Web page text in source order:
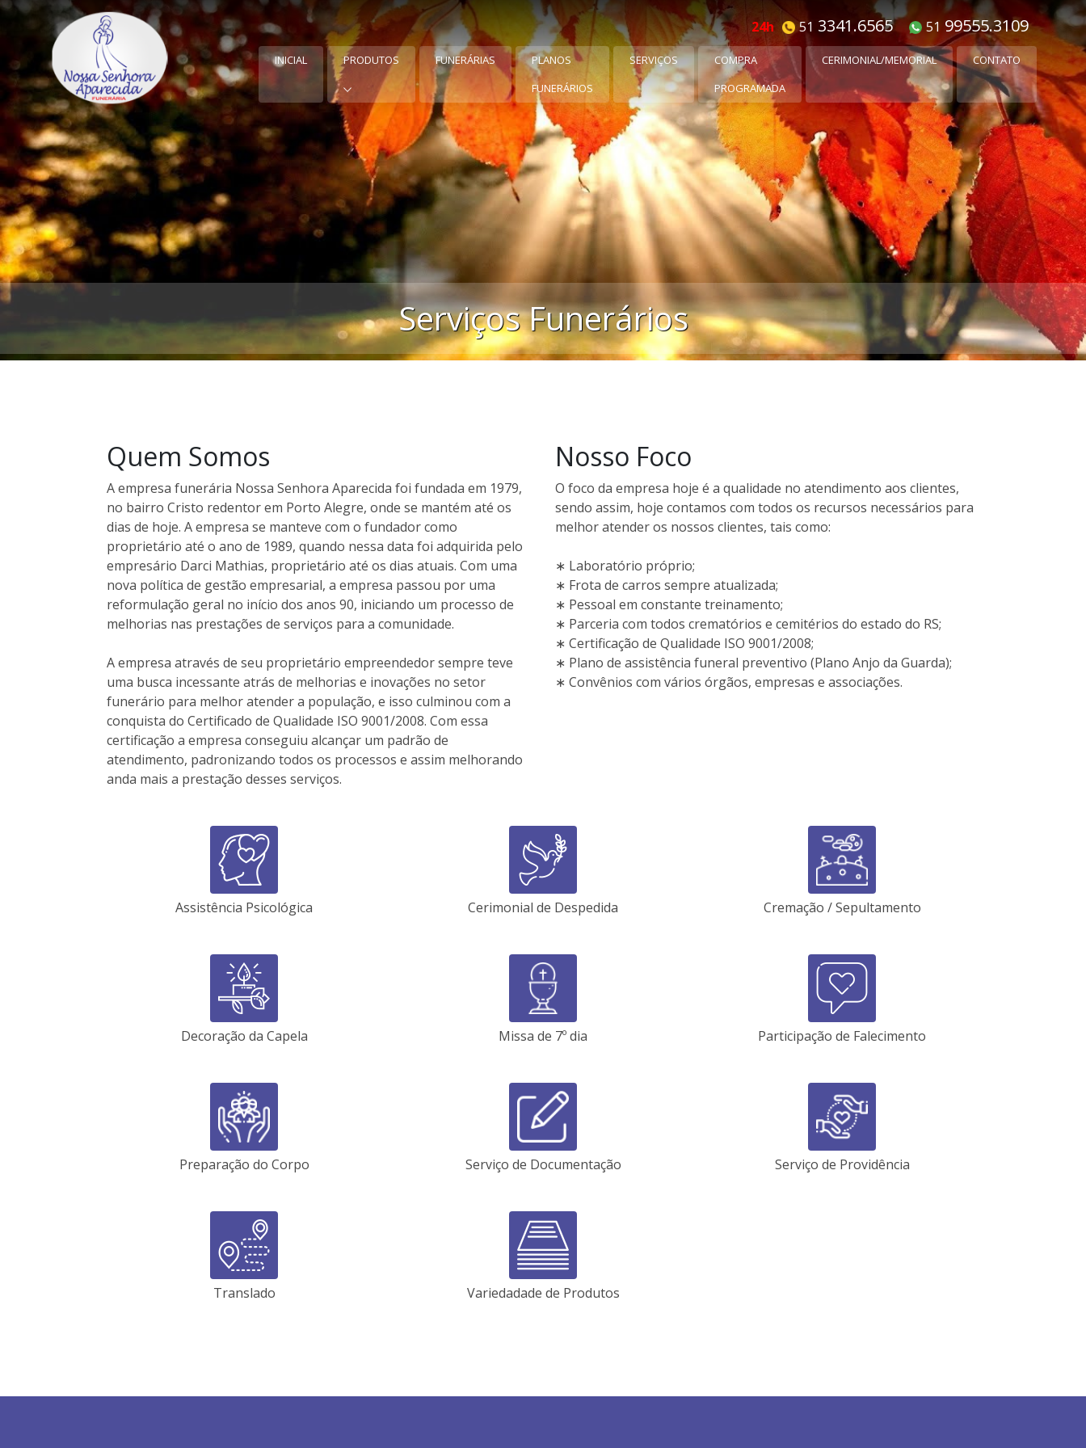
24h 51 3341.6565 51 99555.3109
INICIAL PRODUTOS FUNERÁRIAS
PLANOS
FUNERÁRIOS
SERVIÇOS
COMPRA
PROGRAMADA
CERIMONIAL/MEMORIAL CONTATO
Serviços Funerários
Quem Somos
A empresa funerária Nossa Senhora Aparecida foi fundada em 1979,
no bairro Cristo redentor em Porto Alegre, onde se mantém até os
dias de hoje. A empresa se manteve com o fundador como
proprietário até o ano de 1989, quando nessa data foi adquirida pelo
empresário Darci Mathias, proprietário até os dias atuais. Com uma
nova política de gestão empresarial, a empresa passou por uma
reformulação geral no início dos anos 90, iniciando um processo de
melhorias nas prestações de serviços para a comunidade.
A empresa através de seu proprietário empreendedor sempre teve
uma busca incessante atrás de melhorias e inovações no setor
funerário para melhor atender a população, e isso culminou com a
conquista do Certificado de Qualidade ISO 9001/2008. Com essa
certificação a empresa conseguiu alcançar um padrão de
atendimento, padronizando todos os processos e assim melhorando
anda mais a prestação desses serviços.
Nosso Foco
O foco da empresa hoje é a qualidade no atendimento aos clientes,
sendo assim, hoje contamos com todos os recursos necessários para
melhor atender os nossos clientes, tais como:
∗ Laboratório próprio;
∗ Frota de carros sempre atualizada;
∗ Pessoal em constante treinamento;
∗ Parceria com todos crematórios e cemitérios do estado do RS;
∗ Certificação de Qualidade ISO 9001/2008;
∗ Plano de assistência funeral preventivo (Plano Anjo da Guarda);
∗ Convênios com vários órgãos, empresas e associações.
Assistência Psicológica Cerimonial de Despedida Cremação / Sepultamento
Decoração da Capela Missa de 7º dia Participação de Falecimento
Preparação do Corpo Serviço de Documentação Serviço de Providência
Translado Variedadade de Produtos